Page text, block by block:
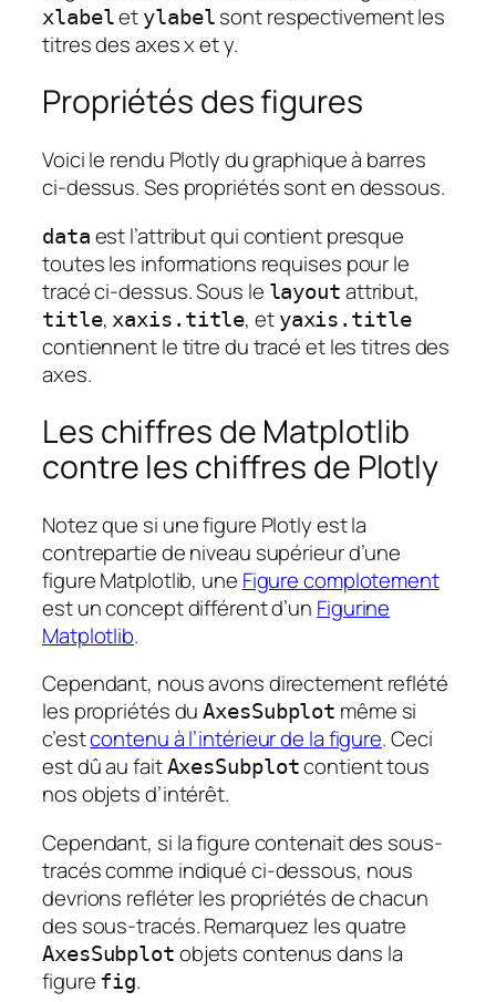
xlabelet ylabel sont respectivement les
titres des axes x et y.
Propriétés des figures
Voici le rendu Plotly du graphique à barres
ci-dessus. Ses propriétés sont en dessous.
data est l’attribut qui contient presque
toutes les informations requises pour le
tracé ci-dessus. Sous le layout attribut,
title, xaxis.title, et yaxis.title
contiennent le titre du tracé et les titres des
axes.
Les chiffres de Matplotlib
contre les chiffres de Plotly
Notez que si une figure Plotly est la
contrepartie de niveau supérieur d’une
figure Matplotlib, une Figure complotement
est un concept différent d’un Figurine
Matplotlib.
Cependant, nous avons directement reflété
les propriétés duAxesSubplot même si
c’estcontenu à l’intérieur de la figure. Ceci
est dû au faitAxesSubplotcontient tous
nos objets d’intérêt.
Cependant, si la figure contenait des sous-
tracés comme indiqué ci-dessous, nous
devrions refléter les propriétés de chacun
des sous-tracés. Remarquez les quatre
AxesSubplot objets contenus dans la
figure fig.